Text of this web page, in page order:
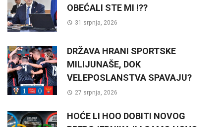
OBEĆALI STE MI !??
31 srpnja, 2026
DRŽAVA HRANI SPORTSKE
MILIJUNAŠE, DOK
VELEPOSLANSTVA SPAVAJU?
27 srpnja, 2026
HOĆE LI HOO DOBITI NOVOG